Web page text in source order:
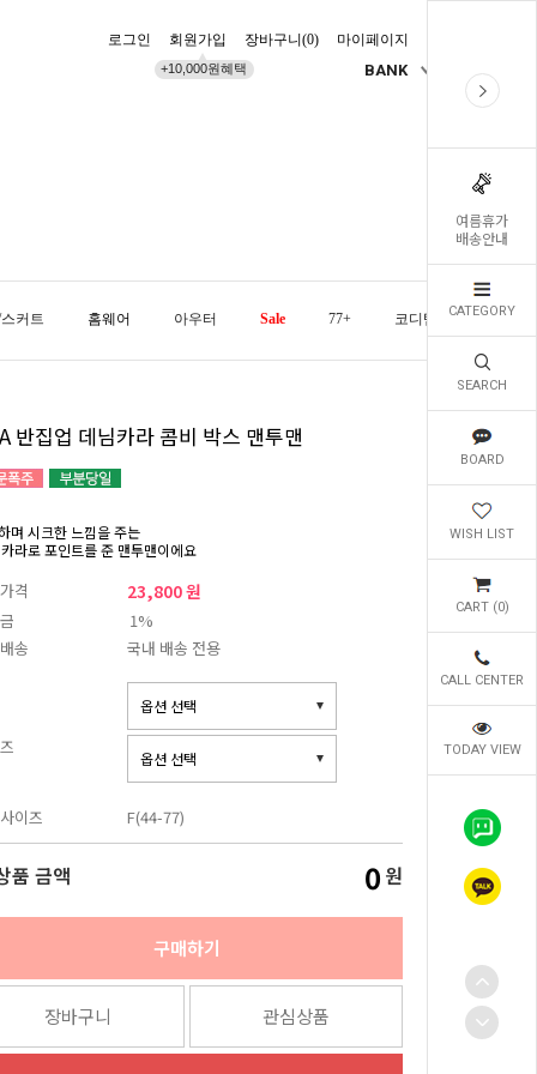
여름휴가
배송안내
CATEGORY
SEARCH
BOARD
WISH LIST
CART (0)
CALL CENTER
TODAY VIEW
로그인 회원가입
+10,000원혜택
장바구니(0) 마이페이지
BANK
커트 홈웨어 아우터 Sale 77+ 코디템 오늘발송
반집업 데님카라 콤비 박스 맨투맨
며 시크한 느낌을 주는
라로 포인트를 준 맨투맨이에요
격 23,800 원
1%
송
국내 배송 전용
이즈 F(44-77)
품 금액 0 원
구매하기
장바구니 관심상품